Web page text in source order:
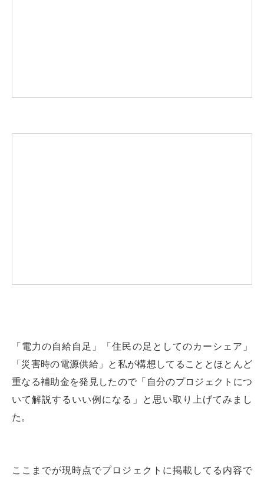
「電力の自給自足」「住民の足としてのカーシェア」
「災害時の電源供給」と私が構想してることとほとんど
重なる補助金を発見したので「自分のプロジェクトにつ
いて解説するいい例になる」と思い取り上げてみまし
た。
ここまでが現時点でプロジェクトに掲載してる内容で